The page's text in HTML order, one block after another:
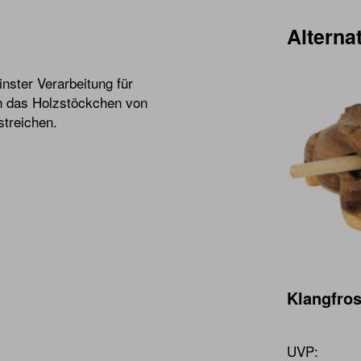
Verarbeitung für
das Holzstöckchen von
UVP: